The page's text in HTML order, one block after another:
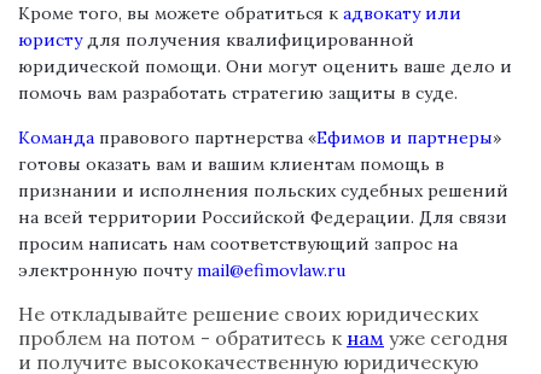
Кроме того, вы можете обратиться к адвокату или
юристудля получения квалифицированной
юридической помощи. Они могут оценить ваше дело и
помочь вам разработать стратегию защиты в суде.
Команда правового партнерства «Ефимов и партнеры»
готовы оказать вам и вашим клиентам помощь в
признании и исполнения польских судебных решений
на всей территории Российской Федерации. Для связи
просим написать нам соответствующий запрос на
электронную почтуmail@efimovlaw.ru
Не откладывайте решение своих юридических
проблем на потом - обратитесь к нам уже сегодня
и получите высококачественную юридическую